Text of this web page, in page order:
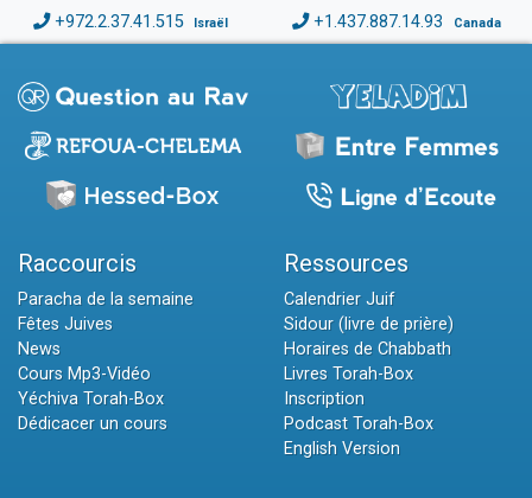
+972.2.37.41.515 Israël +1.437.887.14.93 Canada
Raccourcis
Paracha de la semaine
Fêtes Juives
News
Cours Mp3-Vidéo
Yéchiva Torah-Box
Dédicacer un cours
Ressources
Calendrier Juif
Sidour (livre de prière)
Horaires de Chabbath
Livres Torah-Box
Inscription
Podcast Torah-Box
English Version